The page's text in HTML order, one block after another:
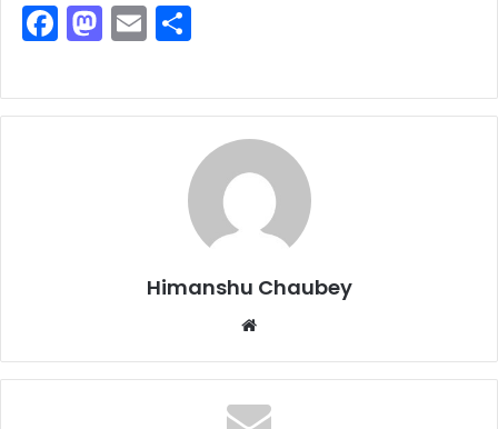
F
c
e
M
st
o
E
ai
l
ar
e
Himanshu Chaubey